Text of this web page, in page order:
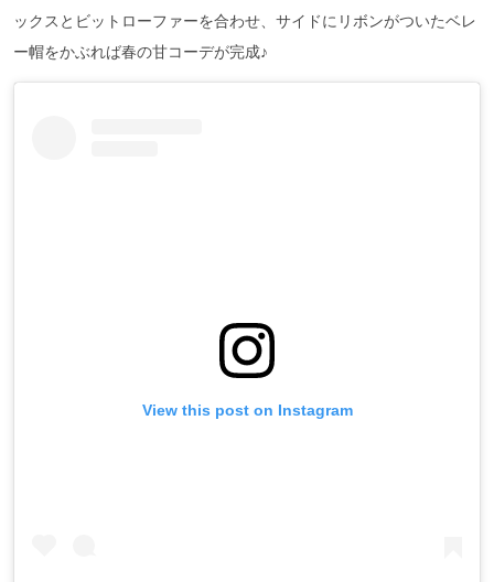
ックスとビットローファーを合わせ、サイドにリボンがついたベレ
ー帽をかぶれば春の甘コーデが完成♪
View this post on Instagram